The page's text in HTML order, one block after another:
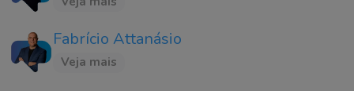
Fabrício Attanásio
Veja mais